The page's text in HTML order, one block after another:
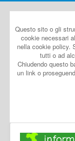
Questo sito o gli
cookie necessari
nella cookie policy.
tutti o ad
Chiudendo questo
un link o